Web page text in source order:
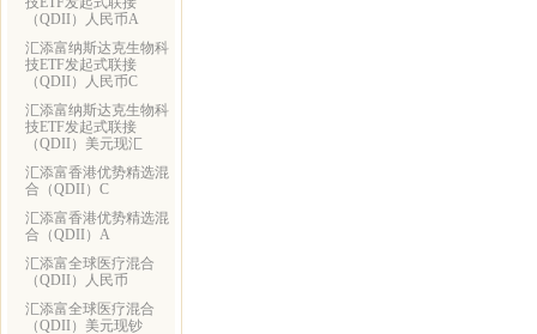
（QDII）人民币A
汇添富纳斯达克生物科
技ETF发起式联接
（QDII）人民币C
汇添富纳斯达克生物科
技ETF发起式联接
（QDII）美元现汇
汇添富香港优势精选混
合（QDII）C
汇添富香港优势精选混
合（QDII）A
汇添富全球医疗混合
（QDII）人民币
汇添富全球医疗混合
（QDII）美元现钞